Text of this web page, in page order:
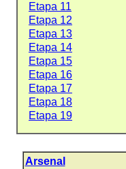
Etapa 11
Etapa 12
Etapa 13
Etapa 14
Etapa 15
Etapa 16
Etapa 17
Etapa 18
Etapa 19
Arsenal